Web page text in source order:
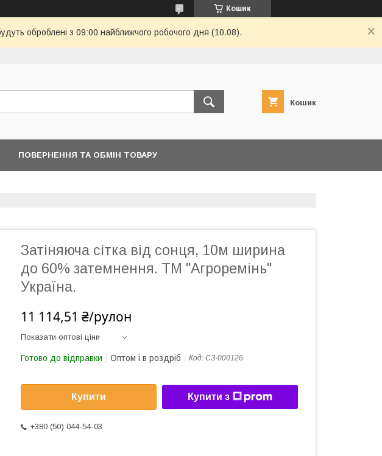
Кошик
оброблені з 09:00 найближчого робочого дня (10.08).
Кошик
ПОВЕРНЕННЯ ТА ОБМІН ТОВАРУ
Затіняюча сітка від сонця, 10м ширина
до 60% затемнення. ТМ "Агроремінь"
Україна.
11 114,51 ₴/рулон
Показати оптові ціни
Готово до відправки Оптом і в роздріб Код: СЗ-000126
Купити Купити з
+380 (50) 044-54-03